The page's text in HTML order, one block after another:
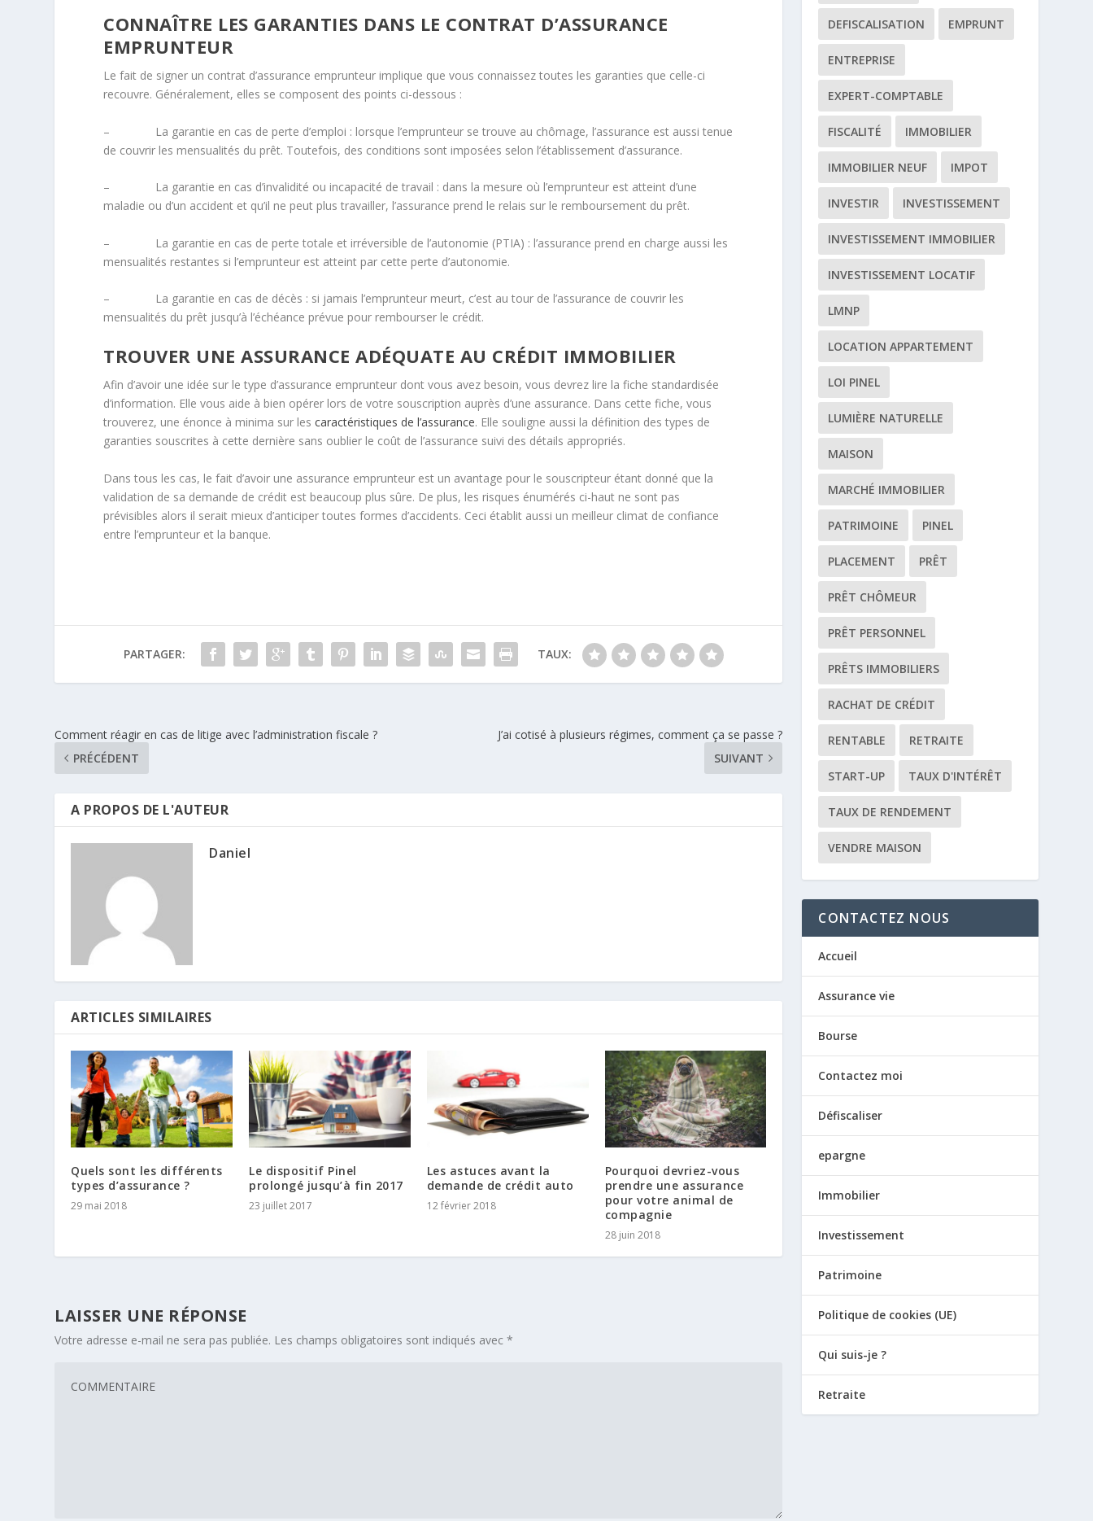
CONNAÎTRE LES GARANTIES DANS LE CONTRAT D’ASSURANCE
EMPRUNTEUR
Le fait de signer un contrat d’assurance emprunteur implique que vous connaissez toutes les garanties que celle-ci
recouvre. Généralement, elles se composent des points ci-dessous :
– La garantie en cas de perte d’emploi : lorsque l’emprunteur se trouve au chômage, l’assurance est aussi tenue
de couvrir les mensualités du prêt. Toutefois, des conditions sont imposées selon l’établissement d’assurance.
– La garantie en cas d’invalidité ou incapacité de travail : dans la mesure où l’emprunteur est atteint d’une
maladie ou d’un accident et qu’il ne peut plus travailler, l’assurance prend le relais sur le remboursement du prêt.
– La garantie en cas de perte totale et irréversible de l’autonomie (PTIA) : l’assurance prend en charge aussi les
mensualités restantes si l’emprunteur est atteint par cette perte d’autonomie.
– La garantie en cas de décès : si jamais l’emprunteur meurt, c’est au tour de l’assurance de couvrir les
mensualités du prêt jusqu’à l’échéance prévue pour rembourser le crédit.
TROUVER UNE ASSURANCE ADÉQUATE AU CRÉDIT IMMOBILIER
Afin d’avoir une idée sur le type d’assurance emprunteur dont vous avez besoin, vous devrez lire la fiche standardisée
d’information. Elle vous aide à bien opérer lors de votre souscription auprès d’une assurance. Dans cette fiche, vous
trouverez, une énonce à minima sur lescaractéristiques de l’assurance. Elle souligne aussi la définition des types de
garanties souscrites à cette dernière sans oublier le coût de l’assurance suivi des détails appropriés.
Dans tous les cas, le fait d’avoir une assurance emprunteur est un avantage pour le souscripteur étant donné que la
validation de sa demande de crédit est beaucoup plus sûre. De plus, les risques énumérés ci-haut ne sont pas
prévisibles alors il serait mieux d’anticiper toutes formes d’accidents. Ceci établit aussi un meilleur climat de confiance
entre l’emprunteur et la banque.
PARTAGER: TAUX:
Comment réagir en cas de litige avec l’administration fiscale ?
PRÉCÉDENT
J’ai cotisé à plusieurs régimes, comment ça se passe ?
SUIVANT
A PROPOS DE L'AUTEUR
Daniel
ARTICLES SIMILAIRES
Quels sont les différents
types d’assurance ?
29 mai 2018
Le dispositif Pinel
prolongé jusqu’à fin 2017
23 juillet 2017
Les astuces avant la
demande de crédit auto
12 février 2018
Pourquoi devriez-vous
prendre une assurance
pour votre animal de
compagnie
28 juin 2018
LAISSER UNE RÉPONSE
Votre adresse e-mail ne sera pas publiée. Les champs obligatoires sont indiqués avec*
DEFISCALISATION EMPRUNT
ENTREPRISE
EXPERT-COMPTABLE
FISCALITÉ IMMOBILIER
IMMOBILIER NEUF IMPOT
INVESTIR INVESTISSEMENT
INVESTISSEMENT IMMOBILIER
INVESTISSEMENT LOCATIF
LMNP
LOCATION APPARTEMENT
LOI PINEL
LUMIÈRE NATURELLE
MAISON
MARCHÉ IMMOBILIER
PATRIMOINE PINEL
PLACEMENT PRÊT
PRÊT CHÔMEUR
PRÊT PERSONNEL
PRÊTS IMMOBILIERS
RACHAT DE CRÉDIT
RENTABLE RETRAITE
START-UP TAUX D'INTÉRÊT
TAUX DE RENDEMENT
VENDRE MAISON
CONTACTEZ NOUS
Accueil
Assurance vie
Bourse
Contactez moi
Défiscaliser
epargne
Immobilier
Investissement
Patrimoine
Politique de cookies (UE)
Qui suis-je ?
Retraite